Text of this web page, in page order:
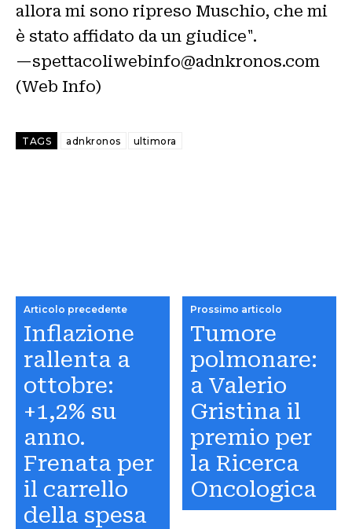
allora mi sono ripreso Muschio, che mi
è stato affidato da un giudice".
—spettacoliwebinfo@adnkronos.com
(Web Info)
TAGS adnkronos ultimora
Articolo precedente
Inflazione
rallenta a
ottobre:
+1,2% su
anno.
Frenata per
il carrello
della spesa
Prossimo articolo
Tumore
polmonare:
a Valerio
Gristina il
premio per
la Ricerca
Oncologica